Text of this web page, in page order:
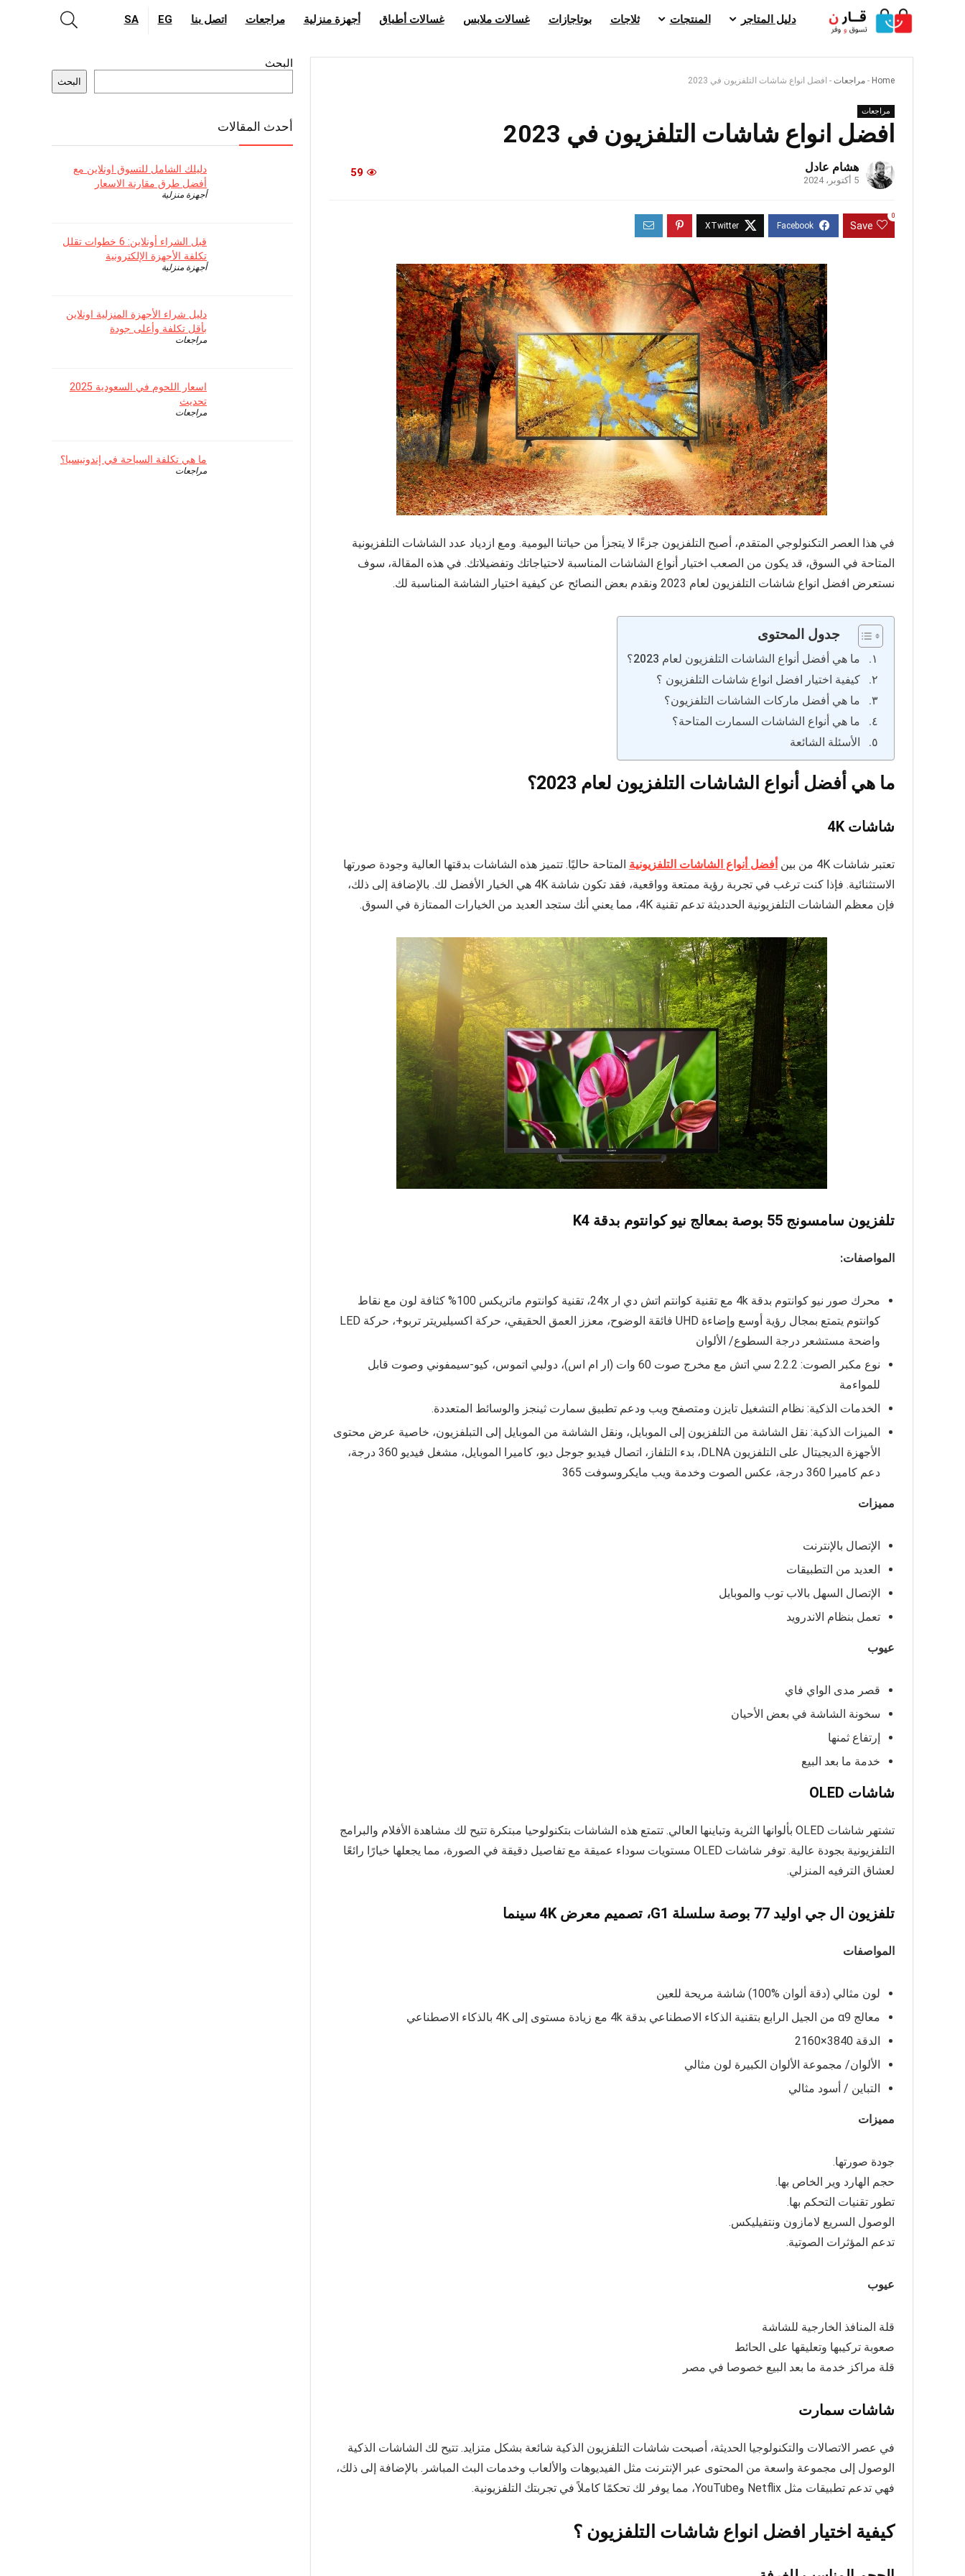
دليل المتاجر المنتجات ثلاجات بوتاجازات غسالات ملابس غسالات أطباق أجهزة منزلية مراجعات اتصل بنا EG
SA
Home
- مراجعات - افضل انواع شاشات التلفزيون في 2023
مراجعات
افضل انواع شاشات التلفزيون في 2023
هشام عادل
5 أكتوبر، 2024
59
Save
0
في هذا العصر التكنولوجي المتقدم، أصبح التلفزيون جزءًا لا يتجزأ من حياتنا اليومية. ومع ازدياد عدد الشاشات التلفزيونية
المتاحة في السوق، قد يكون من الصعب اختيار أنواع الشاشات المناسبة لاحتياجاتك وتفضيلاتك. في هذه المقالة، سوف
نستعرض افضل انواع شاشات التلفزيون لعام 2023 ونقدم بعض النصائح عن كيفية اختيار الشاشة المناسبة لك.
جدول المحتوى
ما هي أفضل أنواع الشاشات التلفزيون لعام 2023؟
كيفية اختيار افضل انواع شاشات التلفزيون ؟
ما هي أفضل ماركات الشاشات التلفزيون؟
ما هي أنواع الشاشات السمارت المتاحة؟
الأسئلة الشائعة
ما هي أفضل أنواع الشاشات التلفزيون لعام 2023؟
شاشات 4K
تعتبر شاشات 4K من بين أفضل أنواع الشاشات التلفزيونية المتاحة حاليًا. تتميز هذه الشاشات بدقتها العالية وجودة صورتها
الاستثنائية. فإذا كنت ترغب في تجربة رؤية ممتعة وواقعية، فقد تكون شاشة 4K هي الخيار الأفضل لك. بالإضافة إلى ذلك،
فإن معظم الشاشات التلفزيونية الحدديثة تدعم تقنية 4K، مما يعني أنك ستجد العديد من الخيارات الممتازة في السوق.
تلفزيون سامسونج 55 بوصة بمعالج نيو كوانتوم بدقة K4
المواصفات:
محرك صور نيو كوانتوم بدقة 4k مع تقنية كوانتم اتش دي ار 24x، تقنية كوانتوم ماتريكس 100% كثافة لون مع نقاط
كوانتوم يتمتع بمجال رؤية أوسع وإضاءة UHD فائقة الوضوح، معزز العمق الحقيقي، حركة اكسيليريتر تربو+، حركة LED
واضحة مستشعر درجة السطوع/ الألوان
نوع مكبر الصوت: 2.2.2 سي اتش مع مخرج صوت 60 وات (ار ام اس)، دولبي اتموس، كيو-سيمفوني وصوت قابل
للمواءمة
الخدمات الذكية: نظام التشغيل تايزن ومتصفح ويب ودعم تطبيق سمارت ثينجز والوسائط المتعددة.
الميزات الذكية: نقل الشاشة من التلفزيون إلى الموبايل، ونقل الشاشة من الموبايل إلى التبلفزيون، خاصية عرض محتوى
الأجهزة الديجيتال على التلفزيون DLNA، بدء التلفاز، اتصال فيديو جوجل ديو، كاميرا الموبايل، مشغل فيديو 360 درجة،
دعم كاميرا 360 درجة، عكس الصوت وخدمة ويب مايكروسوفت 365
مميزات
الإتصال بالإنترنت
العديد من التطبيقات
الإتصال السهل بالاب توب والموبايل
تعمل بنظام الاندرويد
عيوب
قصر مدى الواي فاي
سخونة الشاشة في بعض الأحيان
إرتفاع ثمنها
خدمة ما بعد البيع
شاشات OLED
تشتهر شاشات OLED بألوانها الثرية وتباينها العالي. تتمتع هذه الشاشات بتكنولوحيا مبتكرة تتيح لك مشاهدة الأفلام والبرامج
التلفزيونية بجودة عالية. توفر شاشات OLED مستويات سوداء عميقة مع تفاصيل دقيقة في الصورة، مما يجعلها خيارًا رائعًا
لعشاق الترفيه المنزلي.
تلفزيون ال جي اوليد 77 بوصة سلسلة G1، تصميم معرض 4K سينما
المواصفات
لون مثالي (دقة ألوان %100) شاشة مريحة للعين
معالج α9 من الجيل الرابع بتقنية الذكاء الاصطناعي بدقة 4k مع زيادة مستوى إلى 4K بالذكاء الاصطناعي
الدقة 3840×2160
الألوان/ مجموعة الألوان الكبيرة لون مثالي
التباين / أسود مثالي
مميزات
جودة صورتها.
حجم الهارد وير الخاص بها.
تطور تقنيات التحكم بها.
الوصول السريع لامازون ونتفيليكس.
تدعم المؤثرات الصوتية.
عيوب
قلة المنافذ الخارجية للشاشة
صعوبة تركيبها وتعليقها على الحائط
قلة مراكز خدمة ما بعد البيع خصوصا في مصر
شاشات سمارت
في عصر الاتصالات والتكنولوجيا الحديثة، أصبحت شاشات التلفزيون الذكية شائعة بشكل متزايد. تتيح لك الشاشات الذكية
الوصول إلى مجموعة واسعة من المحتوى عبر الإنترنت مثل الفيديوهات والألعاب وخدمات البث المباشر. بالإضافة إلى ذلك،
فهي تدعم تطبيقات مثل Netflix وYouTube، مما يوفر لك تحكمًا كاملاً في تجربتك التلفزيونية.
كيفية اختيار افضل انواع شاشات التلفزيون ؟
البحث
البحث
أحدث المقالات
دليلك الشامل للتسوق اونلاين مع
أفضل طرق مقارنة الاسعار
أجهزة منزلية
قبل الشراء أونلاين: 6 خطوات تقلل
تكلفة الأجهزة الإلكترونية
أجهزة منزلية
دليل شراء الأجهزة المنزلية اونلاين
بأقل تكلفة وأعلى جودة
مراجعات
اسعار اللحوم في السعودية 2025
تحديث
مراجعات
ما هي تكلفة السياحة في إندونيسيا؟
مراجعات